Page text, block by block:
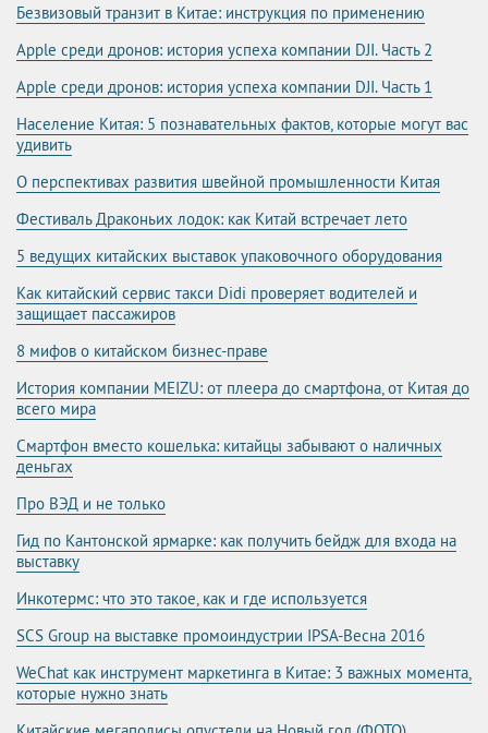
Безвизовый транзит в Китае: инструкция по применению
Apple среди дронов: история успеха компании DJI. Часть 2
Apple среди дронов: история успеха компании DJI. Часть 1
Население Китая: 5 познавательных фактов, которые могут вас
удивить
О перспективах развития швейной промышленности Китая
Фестиваль Драконьих лодок: как Китай встречает лето
5 ведущих китайских выставок упаковочного оборудования
Как китайский сервис такси Didi проверяет водителей и
защищает пассажиров
8 мифов о китайском бизнес-праве
История компании MEIZU: от плеера до смартфона, от Китая до
всего мира
Смартфон вместо кошелька: китайцы забывают о наличных
деньгах
Про ВЭД и не только
Гид по Кантонской ярмарке: как получить бейдж для входа на
выставку
Инкотермс: что это такое, как и где используется
SCS Group на выставке промоиндустрии IPSA-Весна 2016
WeChat как инструмент маркетинга в Китае: 3 важных момента,
которые нужно знать